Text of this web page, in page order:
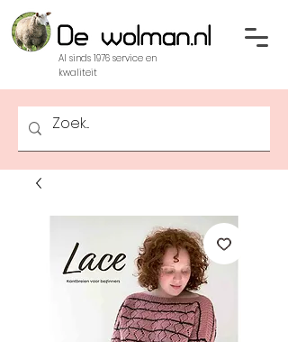
Al sinds 1976 service en
kwaliteit